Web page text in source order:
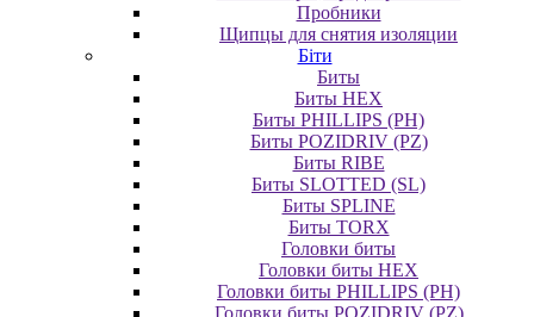
Пробники
Щипцы для снятия изоляции
Біти
Биты
Биты HEX
Биты PHILLIPS (PH)
Биты POZIDRIV (PZ)
Биты RIBE
Биты SLOTTED (SL)
Биты SPLINE
Биты TORX
Головки биты
Головки биты HEX
Головки биты PHILLIPS (PH)
Головки биты POZIDRIV (PZ)